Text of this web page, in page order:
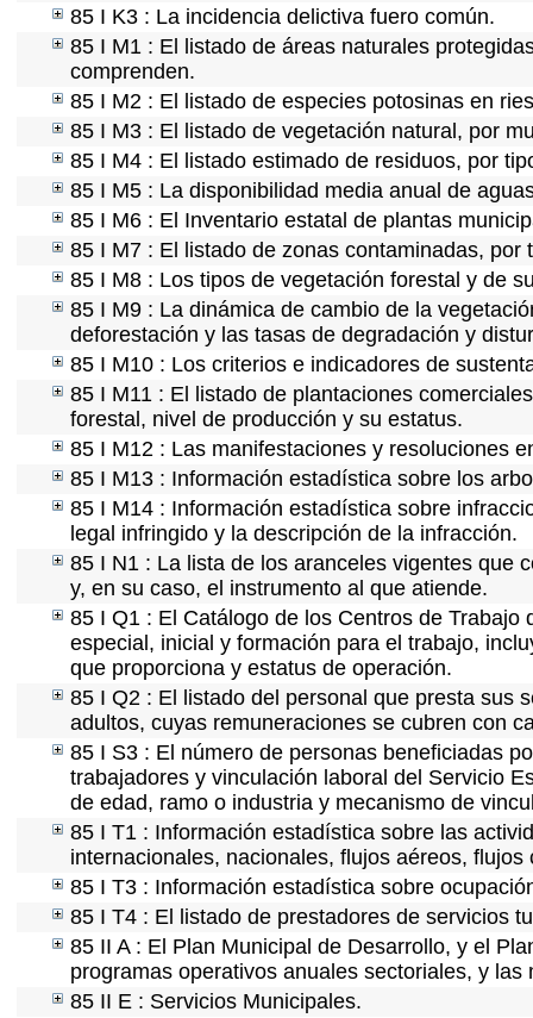
85 I K3 : La incidencia delictiva fuero común.
85 I M1 : El listado de áreas naturales
comprenden.
85 I M2 : El listado de especies potosinas en
85 I M3 : El listado de vegetación natural, por
85 I M4 : El listado estimado de residuos, por
85 I M5 : La disponibilidad media anual de
85 I M6 : El Inventario estatal de plantas
85 I M7 : El listado de zonas contaminadas,
85 I M8 : Los tipos de vegetación forestal y de
85 I M9 : La dinámica de cambio de la
deforestación y las tasas de degradación y
85 I M10 : Los criterios e indicadores de
85 I M11 : El listado de plantaciones
forestal, nivel de producción y su estatus.
85 I M12 : Las manifestaciones y resoluciones
85 I M13 : Información estadística sobre los
85 I M14 : Información estadística sobre
legal infringido y la descripción de la infracción.
85 I N1 : La lista de los aranceles vigentes que
y, en su caso, el instrumento al que atiende.
85 I Q1 : El Catálogo de los Centros de
especial, inicial y formación para el trabajo,
que proporciona y estatus de operación.
85 I Q2 : El listado del personal que presta sus
adultos, cuyas remuneraciones se cubren con
85 I S3 : El número de personas beneficiadas
trabajadores y vinculación laboral del Servicio
de edad, ramo o industria y mecanismo de
85 I T1 : Información estadística sobre las
internacionales, nacionales, flujos aéreos, flujos
85 I T3 : Información estadística sobre
85 I T4 : El listado de prestadores de servicios
85 II A : El Plan Municipal de Desarrollo, y el
programas operativos anuales sectoriales, y
85 II E : Servicios Municipales.